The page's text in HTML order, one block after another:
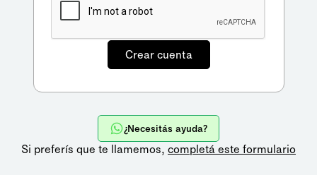
¿Necesitás ayuda?
Si preferís que te llamemos, completá este formulario